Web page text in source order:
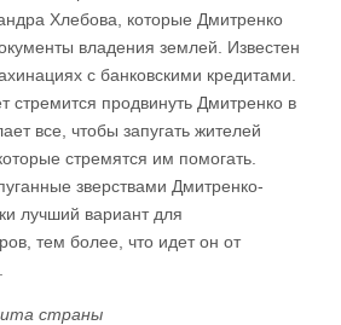
Хлебова, которые Дмитренко
владения землей. Известен
с банковскими кредитами.
стремится продвинуть Дмитренко в
все, чтобы запугать жителей
стремятся им помогать.
зверствами Дмитренко-
лучший вариант для
тем более, что идет он от
страны